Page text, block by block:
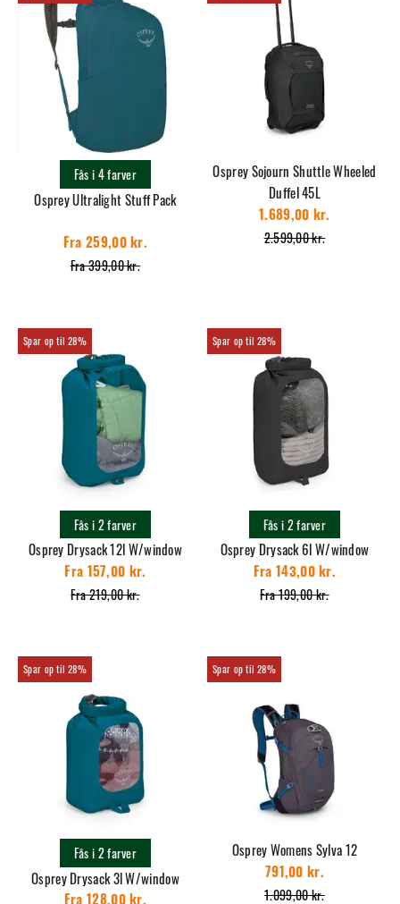
Osprey Ultralight Stuff Pack
Fra 399,00 kr.
Fra 259,00 kr.
Fås i 4 farver
Osprey Sojourn Shuttle Wheeled
Duffel 45L
2.599,00 kr.
1.689,00 kr.
28%
Osprey Drysack 12l W/window
Fra 219,00 kr.
Fra 157,00 kr.
Fås i 2 farver
28%
Osprey Drysack 6l W/window
Fra 199,00 kr.
Fra 143,00 kr.
Fås i 2 farver
28%
Osprey Drysack 3l W/window
Fås i 2 farver
28%
Osprey Womens Sylva 12
1.099,00 kr.
791,00 kr.